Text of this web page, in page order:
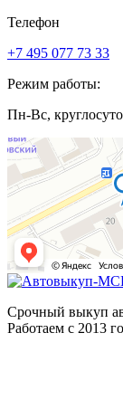
Телефон
+7 495 077 73 33
Режим работы:
Пн-Вс,
Срочный выкуп
Работаем с 2013